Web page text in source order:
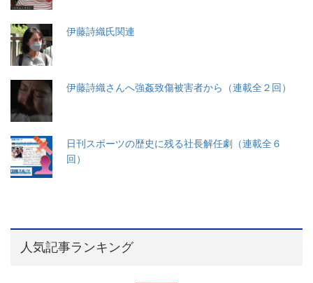
伊藤詩織氏関連
伊藤詩織さんへ強姦致傷被害者から（連載全２回）
日刊スポーツの歴史に残る社長解任劇（連載全６
回）
人気記事ランキング